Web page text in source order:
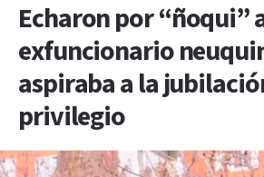
Echaron por “ñoqui”
exfuncionario
aspiraba a la
privilegio